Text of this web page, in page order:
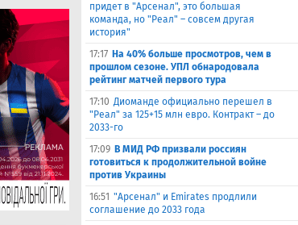
придет в "Арсенал", это большая
команда, но "Реал" – совсем другая
история"
17:17 На 40% больше просмотров, чем в
прошлом сезоне. УПЛ обнародовала
рейтинг матчей первого тура
17:10 Диоманде официально перешел в
"Реал" за 125+15 млн евро. Контракт – до
2033-го
17:09 В МИД РФ призвали россиян
готовиться к продолжительной войне
против Украины
16:51 "Арсенал" и Emirates продлили
соглашение до 2033 года